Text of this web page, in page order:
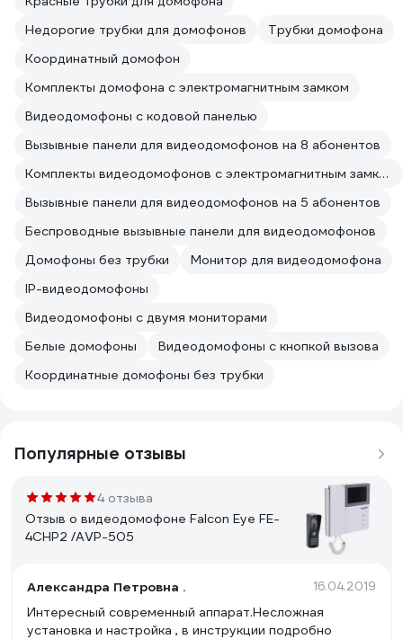
Недорогие трубки для домофонов
Трубки домофона
Координатный домофон
Комплекты домофона с электромагнитным замком
Видеодомофоны с кодовой панелью
Вызывные панели для видеодомофонов на 8 абонентов
Комплекты видеодомофонов с электромагнитным замком
Вызывные панели для видеодомофонов на 5 абонентов
Беспроводные вызывные панели для видеодомофонов
Домофоны без трубки
Монитор для видеодомофона
IP-видеодомофоны
Видеодомофоны с двумя мониторами
Белые домофоны
Видеодомофоны с кнопкой вызова
Координатные домофоны без трубки
Популярные отзывы
4 отзыва
Отзыв о видеодомофоне Falcon Eye FE-
4CHP2 /AVP-505
Александра Петровна . 16.04.2019
Интересный современный аппарат.Несложная
установка и настройка , в инструкции подробно